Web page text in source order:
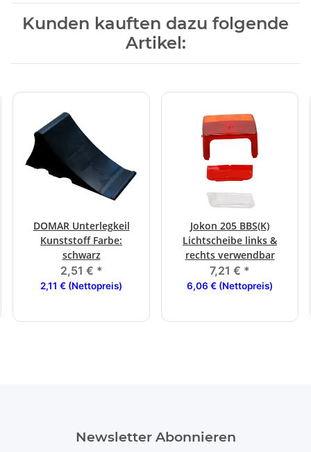
Kunden kauften dazu folgende
Artikel:
DOMAR Unterlegkeil
Kunststoff Farbe:
schwarz
2,51 € *
2,11 € (Nettopreis)
Jokon 205 BBS(K)
Lichtscheibe links &
rechts verwendbar
7,21 € *
6,06 € (Nettopreis)
Newsletter Abonnieren